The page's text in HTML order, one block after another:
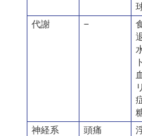
代謝 −
神経系 頭痛